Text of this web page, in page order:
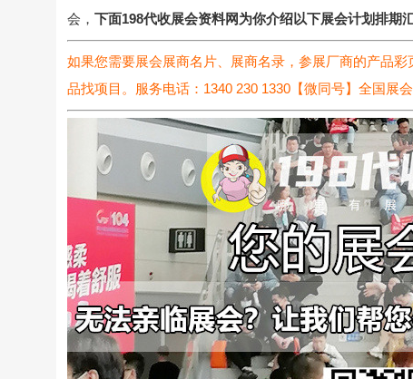
会， 下面198代收展会资料网为你介绍以下展会计划排期
如果您需要展会展商名片、展商名录，参展厂商的产品
品找项目。服务电话：1340 230 1330【微同号】全国展